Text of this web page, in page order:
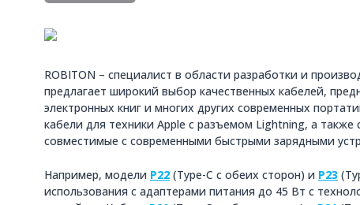
ROBITON – специалист в области разработки и
предлагает широкий выбор качественных кабелей,
электронных книг и многих других современных
кабели для техники Apple с разъемом Lightning, а
совместимые с современными быстрыми зарядными
Например, модели P22 (Type-C с обеих сторон) и P23
использования с адаптерами питания до 45 Вт с